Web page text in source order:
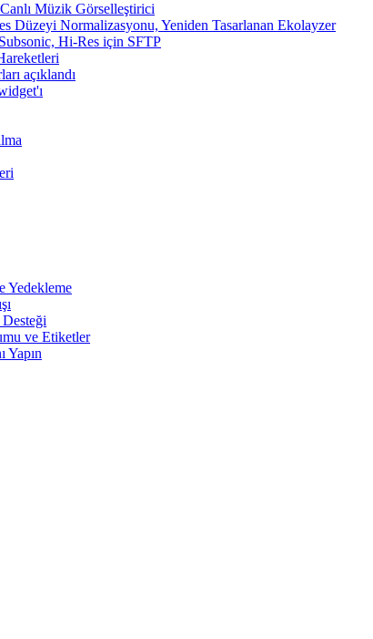
Müzik Görselleştirici
Düzeyi Normalizasyonu, Yeniden Tasarlanan Ekolayzer
Hi-Res için SFTP
açıklandı
Yedekleme
ve Etiketler
Yapın